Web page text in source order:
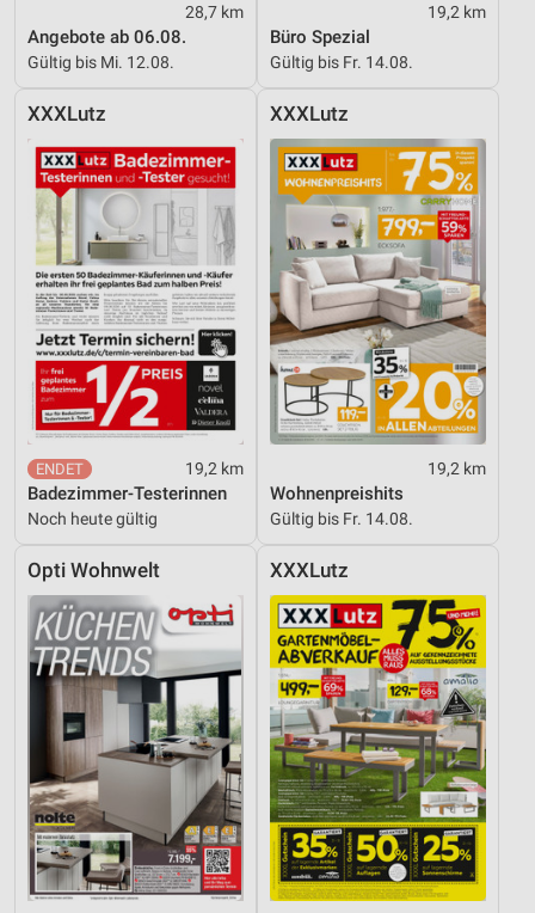
28,7 km
Angebote ab 06.08.
Gültig bis Mi. 12.08.
19,2 km
Büro Spezial
Gültig bis Fr. 14.08.
XXXLutz
19,2 km
Badezimmer-Testerinnen
Noch heute gültig
XXXLutz
19,2 km
Wohnenpreishits
Gültig bis Fr. 14.08.
Opti Wohnwelt XXXLutz
Verwendung genauer Standortdaten
Geräte anhand von aktiv angeforderten
Nicht-IAB-Verarbeitungszwecke:
Notwendig
Performance
Funktional
Werbung